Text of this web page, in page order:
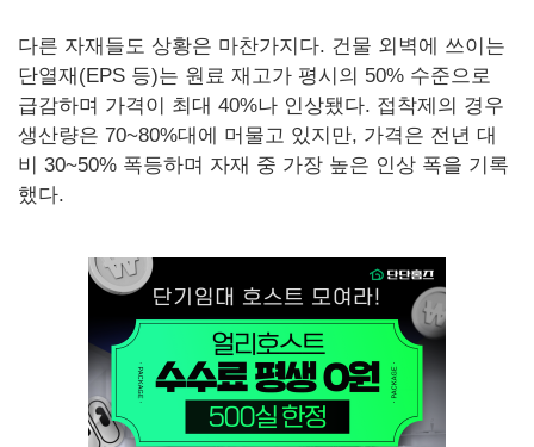
다른 자재들도 상황은 마찬가지다. 건물 외벽에 쓰이는
단열재(EPS 등)는 원료 재고가 평시의 50% 수준으로
급감하며 가격이 최대 40%나 인상됐다. 접착제의 경우
생산량은 70~80%대에 머물고 있지만, 가격은 전년 대
비 30~50% 폭등하며 자재 중 가장 높은 인상 폭을 기록
했다.